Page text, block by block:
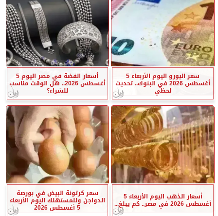
سعر اليورو اليوم الأربعاء 5
أغسطس 2026 في البنوك.. تحديث
لحظي
أسعار الفضة في مصر اليوم 5
أغسطس 2026.. هل الوقت مناسب
للشراء؟
أسعار الذهب اليوم الأربعاء 5
أغسطس 2026 في مصر.. كم يبلغ...
سعر كرتونة البيض في بورصة
الدواجن وللمستهلك اليوم الأربعاء
5 أغسطس 2026